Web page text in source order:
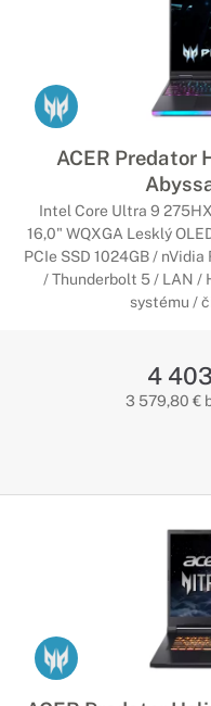
ACER Predator
Intel Core Ultra 9
16,0" WQXGA Lesklý
PCIe SSD 1024GB /
/ Thunderbolt 5 / LAN /
systému /
4
3 579,80 €